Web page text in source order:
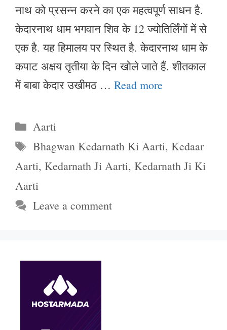
नाथ को प्रसन्न करने का एक महत्वपूर्ण साधन है.
केदारनाथ धाम भगवान शिव के 12 ज्योतिर्लिंगों में से
एक है. यह हिमालय पर स्थित है. केदारनाथ धाम के
कपाट अक्षय तृतीया के दिन खोले जाते हैं. शीतकाल
में बाबा केदार उखीमठ … Read more
Categories
Aarti
Tags
Bhagwan Kedarnath Ki Aarti, Kedaar
Aarti, Kedarnath Ji Aarti, Kedarnath Ji Ki
Aarti
Leave a comment